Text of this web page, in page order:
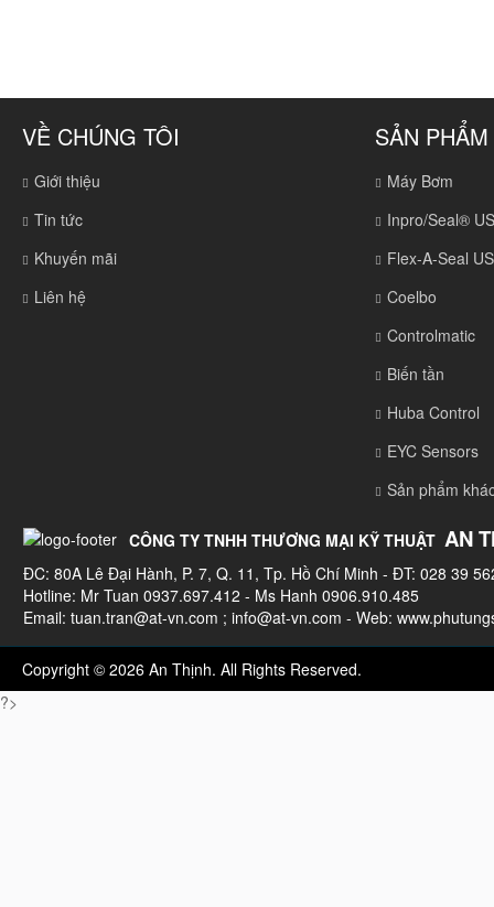
VỀ CHÚNG TÔI
Giới thiệu
Tin tức
Khuyến mãi
Liên hệ
SẢN PHẨM
Máy Bơm
Inpro/Seal®
Flex-A-Seal
Coelbo
Controlmatic
Biến tần
Huba Control
EYC Sensors
Sản phẩm
CÔNG TY TNHH THƯƠNG MẠI KỸ THUẬT AN
ĐC: 80A Lê Đại Hành, P. 7, Q. 11, Tp. Hồ Chí Minh - ĐT: 028 39
Hotline: Mr Tuan 0937.697.412 - Ms Hanh 0906.910.485
Email: tuan.tran@at-vn.com ; info@at-vn.com - Web:
Copyright © 2026 An Thịnh. All Rights Reserved.
?>